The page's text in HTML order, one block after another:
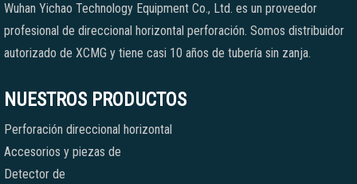
Wuhan Yichao Technology Equipment Co., Ltd. es un proveedor
profesional de direccional horizontal perforación. Somos distribuidor
autorizado de XCMG y tiene casi 10 años de tubería sin zanja.
NUESTROS PRODUCTOS
Perforación direccional horizontal
Accesorios y piezas de
Detector de